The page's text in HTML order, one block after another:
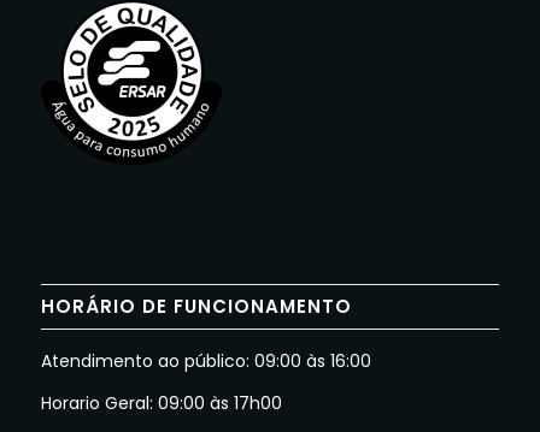
HORÁRIO DE FUNCIONAMENTO
Atendimento ao público: 09:00 às 16:00
Horario Geral: 09:00 às 17h00